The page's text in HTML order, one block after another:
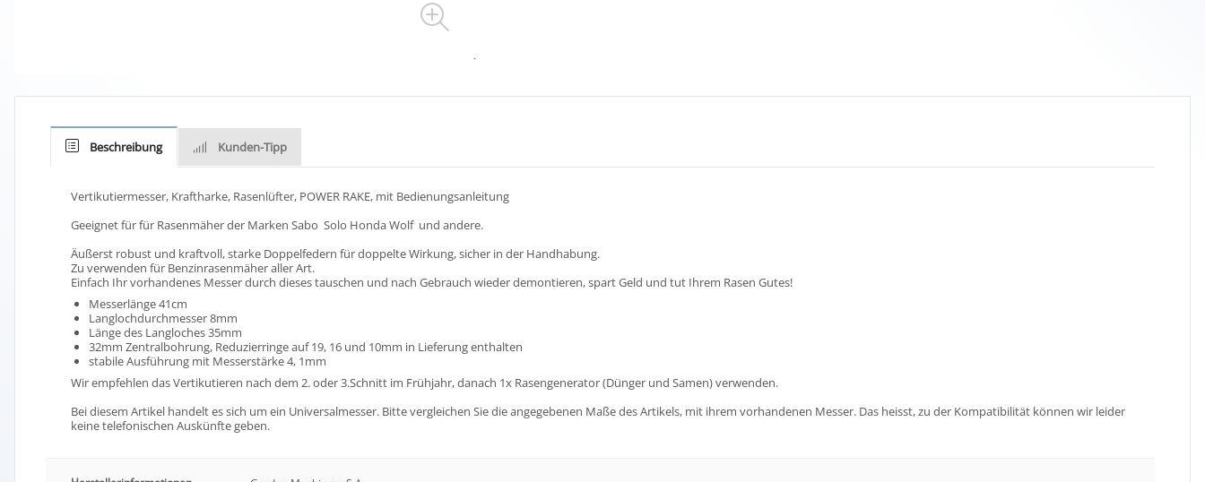
Beschreibung Kunden-Tipp
Vertikutiermesser, Kraftharke, Rasenlüfter, POWER RAKE, mit Bedienungsanleitung
Geeignet für für Rasenmäher der Marken Sabo Solo Honda Wolf und andere.
Äußerst robust und kraftvoll, starke Doppelfedern für doppelte Wirkung, sicher in der Handhabung.
Zu verwenden für Benzinrasenmäher aller Art.
Einfach Ihr vorhandenes Messer durch dieses tauschen und nach Gebrauch wieder demontieren, spart Geld und tut Ihrem Rasen Gutes!
Messerlänge 41cm
Langlochdurchmesser 8mm
Länge des Langloches 35mm
32mm Zentralbohrung, Reduzierringe auf 19, 16 und 10mm in Lieferung enthalten
stabile Ausführung mit Messerstärke 4, 1mm
Wir empfehlen das Vertikutieren nach dem 2. oder 3.Schnitt im Frühjahr, danach 1x Rasengenerator (Dünger und Samen) verwenden.
Bei diesem Artikel handelt es sich um ein Universalmesser. Bitte vergleichen Sie die angegebenen Maße des Artikels, mit ihrem vorhandenen Messer. Das heisst, zu der Kompatibilität können wir leider
keine telefonischen Auskünfte geben.